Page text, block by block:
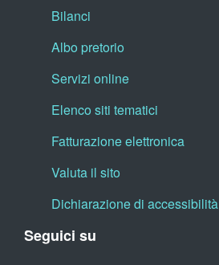
Bilanci
Albo pretorio
Servizi online
Elenco siti tematici
Fatturazione elettronica
Valuta il sito
Dichiarazione di accessibilità
Seguici su